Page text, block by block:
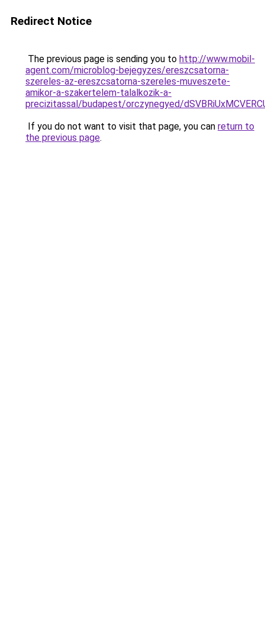
Redirect Notice
The previous page is sending you to http://www.mobil-
agent.com/microblog-bejegyzes/ereszcsatorna-
szereles-az-ereszcsatorna-szereles-muveszete-
amikor-a-szakertelem-talalkozik-a-
precizitassal/budapest/orczynegyed/
If you do not want to visit that page, you can return to
the previous page.